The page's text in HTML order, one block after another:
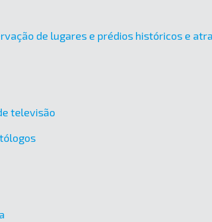
de lugares e prédios históricos e
televisão